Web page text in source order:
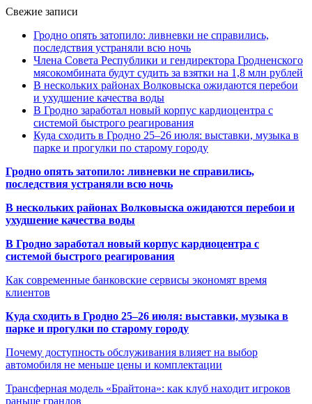
Свежие записи
Гродно опять затопило: ливневки не справились,
последствия устраняли всю ночь
Члена Совета Республики и гендиректора Гродненского
мясокомбината будут судить за взятки на 1,8 млн рублей
В нескольких районах Волковыска ожидаются перебои
и ухудшение качества воды
В Гродно заработал новый корпус кардиоцентра с
системой быстрого реагирования
Куда сходить в Гродно 25–26 июля: выставки, музыка в
парке и прогулки по старому городу
Гродно опять затопило: ливневки не справились,
последствия устраняли всю ночь
В нескольких районах Волковыска ожидаются перебои и
ухудшение качества воды
В Гродно заработал новый корпус кардиоцентра с
системой быстрого реагирования
Как современные банковские сервисы экономят время
клиентов
Куда сходить в Гродно 25–26 июля: выставки, музыка в
парке и прогулки по старому городу
Почему доступность обслуживания влияет на выбор
автомобиля не меньше цены и комплектации
Трансферная модель «Брайтона»: как клуб находит игроков
раньше грандов